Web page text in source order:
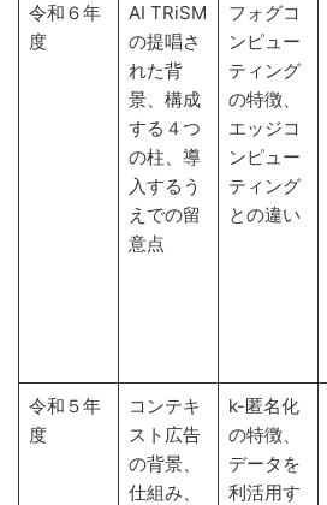
令和６年
度
AI TRiSM
の提唱さ
れた背
景、構成
する４つ
の柱、導
入するう
えでの留
意点
フォグコ
ンピュー
ティング
の特徴、
エッジコ
ンピュー
ティング
との違い
令和５年
度
コンテキ
スト広告
の背景、
仕組み、
k-匿名化
の特徴、
データを
利活用す